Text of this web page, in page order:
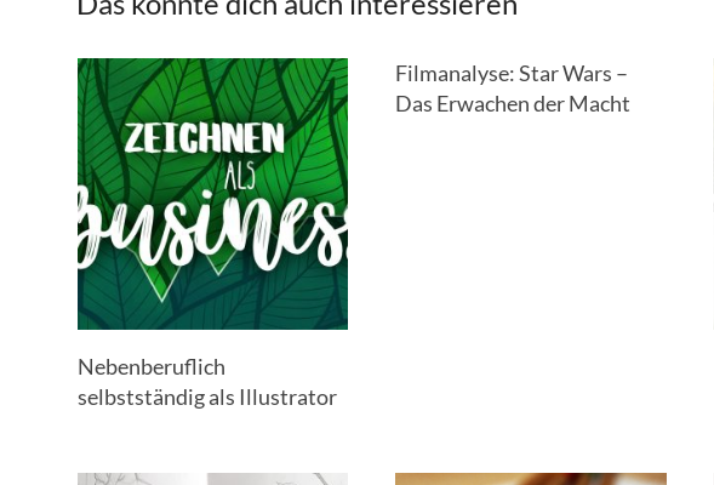
Nebenberuflich
selbstständig als Illustrator
Filmanalyse: Star Wars –
Das Erwachen der Macht